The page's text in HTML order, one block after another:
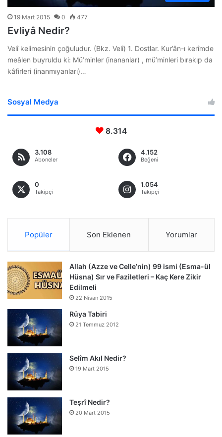
19 Mart 2015 0 477
Evliyâ Nedir?
Velî kelimesinin çoğuludur. (Bkz. Velî) 1. Dostlar. Kur’ân-ı kerîmde
meâlen buyruldu ki: Mü’minler (inananlar) , mü’minleri bırakıp da
kâfirleri (inanmıyanları)…
Sosyal Medya
8.314
3.108
Aboneler
4.152
Beğeni
0
Takipçi
1.054
Takipçi
Popüler Son Eklenen Yorumlar
Allah (Azze ve Celle’nin) 99 ismi (Esma-ül
Hüsna) Sır ve Faziletleri – Kaç Kere Zikir
Edilmeli
22 Nisan 2015
Rüya Tabiri
21 Temmuz 2012
Selîm Akıl Nedir?
19 Mart 2015
Teşrî Nedir?
20 Mart 2015